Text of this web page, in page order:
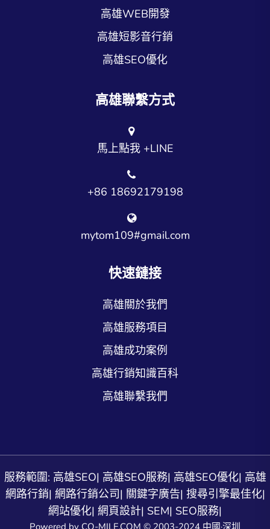
高雄WEB開發
高雄短影音行銷
高雄SEO優化
高雄聯繫方式
馬上點我 +LINE
+86 18692179198
mytom109#gmail.com
快速鏈接
高雄關於我們
高雄服務項目
高雄成功案例
高雄行銷知識百科
高雄聯繫我們
服務範圍: 高雄SEO| 高雄SEO服務| 高雄SEO優化| 高雄
網路行銷| 網路行銷公司| 關鍵字廣告| 搜尋引擎最佳化|
網站優化| 網頁設計| SEM| SEO服務|
Powered by CO-MILE.COM © 2003-2024 中國·深圳